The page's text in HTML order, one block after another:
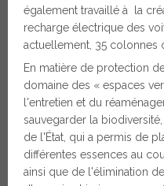
également travaillé à la
recharge électrique des
actuellement, 35 colonnes
En matière de protection
domaine des « espaces
l'entretien et du
sauvegarder la
de l'État, qui a permis de
différentes essences au
ainsi que de l'élimination